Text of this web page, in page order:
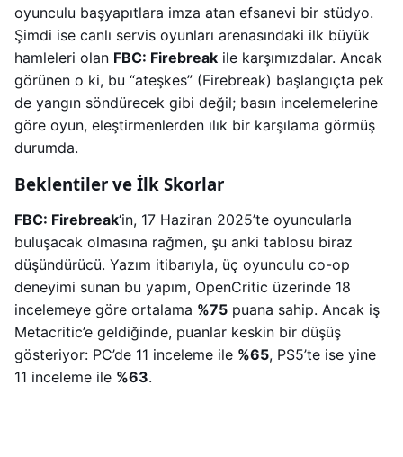
oyunculu başyapıtlara imza atan efsanevi bir stüdyo.
Şimdi ise canlı servis oyunları arenasındaki ilk büyük
hamleleri olan FBC: Firebreak ile karşımızdalar. Ancak
görünen o ki, bu “ateşkes” (Firebreak) başlangıçta pek
de yangın söndürecek gibi değil; basın incelemelerine
göre oyun, eleştirmenlerden ılık bir karşılama görmüş
durumda.
Beklentiler ve İlk Skorlar
FBC: Firebreak‘in, 17 Haziran 2025’te oyuncularla
buluşacak olmasına rağmen, şu anki tablosu biraz
düşündürücü. Yazım itibarıyla, üç oyunculu co-op
deneyimi sunan bu yapım, OpenCritic üzerinde 18
incelemeye göre ortalama %75 puana sahip. Ancak iş
Metacritic’e geldiğinde, puanlar keskin bir düşüş
gösteriyor: PC’de 11 inceleme ile %65, PS5’te ise yine
11 inceleme ile %63.